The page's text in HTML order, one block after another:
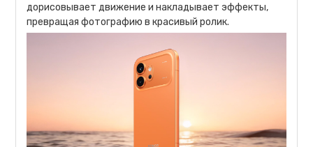
дорисовывает движение и накладывает эффекты,
превращая фотографию в красивый ролик.